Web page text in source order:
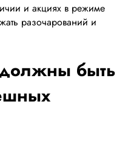
и акциях в режиме
разочарований и
быть